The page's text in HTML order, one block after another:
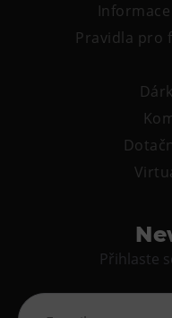
Pravidla pro
Přihlaste